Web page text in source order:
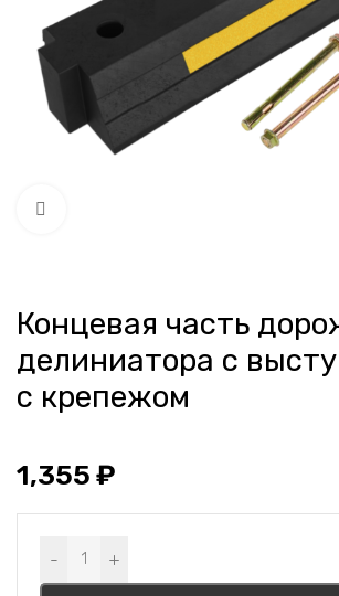
Концевая часть
делиниатора с
с крепежом
1,355 ₽
- +
Alternative: